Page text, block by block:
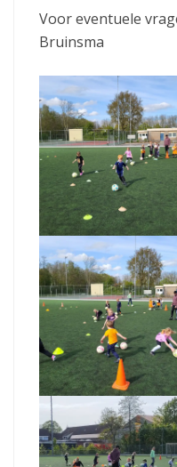
Voor eventuele
Bruinsma